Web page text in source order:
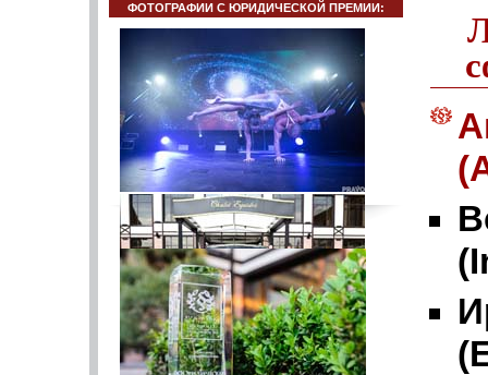
ФОТОГРАФИИ С ЮРИДИЧЕСКОЙ ПРЕМИИ: